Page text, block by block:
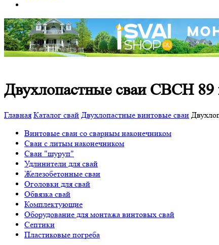
Двухлопастные сваи СВСН
Главная Каталог свай Двухлопастные винтовые сваи
Винтовые сваи со сварным наконечником
Сваи с литым наконечником
Сваи "шуруп"
Удлинители для свай
Железобетонные сваи
Оголовки для свай
Обвязка свай
Комплектующие
Оборудование для монтажа винтовых свай
Септики
Пластиковые погреба